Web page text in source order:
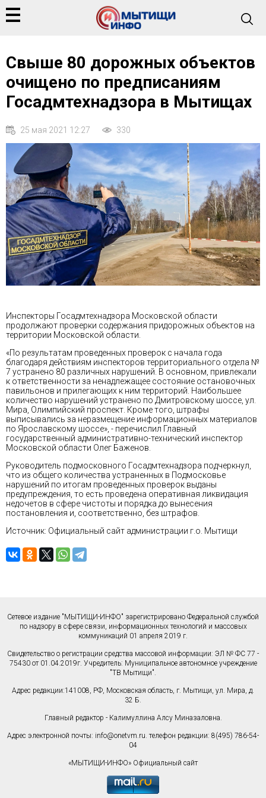
Свыше 80 дорожных объектов
очищено по предписаниям
Госадмтехнадзора в Мытищах
25 мая 2021 12:27 330
Инспекторы Госадмтехнадзора Московской области
продолжают проверки содержания придорожных объектов на
территории Московской области.
«По результатам проведенных проверок с начала года
благодаря действиям инспекторов территориального отдела №
7 устранено 80 различных нарушений. В основном, привлекали
к ответственности за ненадлежащее состояние остановочных
павильонов и прилегающих к ним территорий. Наибольшее
количество нарушений устранено по Дмитровскому шоссе, ул.
Мира, Олимпийский проспект. Кроме того, штрафы
выписывались за неразмещение информационных материалов
по Ярославскому шоссе», - перечислил Главный
государственный административно-технический инспектор
Московской области Олег Баженов.
Руководитель подмосковного Госадмтехнадзора подчеркнул,
что из общего количества устраненных в Подмосковье
нарушений по итогам проведенных проверок выданы
предупреждения, то есть проведена оперативная ликвидация
недочетов в сфере чистоты и порядка до вынесения
постановления и, соответственно, без штрафов.
Источник: Официальный сайт администрации г.о. Мытищи
Сетевое издание "МЫТИЩИ-ИНФО" зарегистрировано Федеральной службой
по надзору в сфере связи, информационных технологий и массовых
коммуникаций 01 апреля 2019 г.
Свидетельство о регистрации средства массовой информации: ЭЛ № ФС 77 -
75430 от 01.04.2019г. Учредитель: Муниципальное автономное учреждение
"ТВ Мытищи".
Адрес редакции:141008, РФ, Московская область, г. Мытищи, ул. Мира, д.
32 Б.
Главный редактор - Калимуллина Алсу Миназаловна.
Адрес электронной почты: info@onetvm.ru. телефон редакции: 8(495) 786-54-
04
«МЫТИЩИ-ИНФО» Официальный сайт